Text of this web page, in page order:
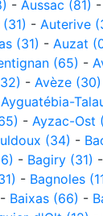
- Aussac (81) -
- Auterive
(31) - Auzat
(65) -
- Avèze (30)
Ayguatébia-
- Ayzac-Ost
(34) -
- Bagiry (31) -
- Bagnoles
- Baixas (66) -